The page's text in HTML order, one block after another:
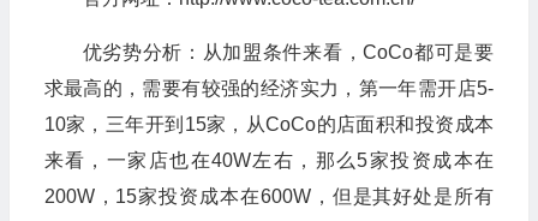
优劣势分析：从加盟条件来看，CoCo都可是要
求最高的，需要有较强的经济实力，第一年需开店5-
10家，三年开到15家，从CoCo的店面积和投资成本
来看，一家店也在40W左右，那么5家投资成本在
200W，15家投资成本在600W，但是其好处是所有